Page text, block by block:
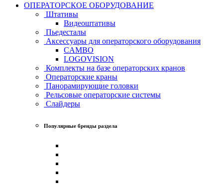
ОПЕРАТОРСКОЕ ОБОРУДОВАНИЕ
Штативы
Видеоштативы
Пьедесталы
Аксессуары для операторского оборудования
CAMBO
LOGOVISION
Комплекты на базе операторских кранов
Операторские краны
Панорамирующие головки
Рельсовые операторские системы
Слайдеры
Популярные бренды раздела